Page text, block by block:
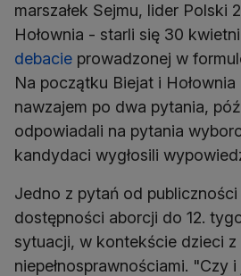
marszałek Sejmu, lider Polski
Hołownia - starli się 30
debacie prowadzonej w
Na początku Biejat i
nawzajem po dwa pytania,
odpowiadali na pytania
kandydaci wygłosili
Jedno z pytań od publiczności
dostępności aborcji do 12.
sytuacji, w kontekście dzieci z
niepełnosprawnościami. "Czy